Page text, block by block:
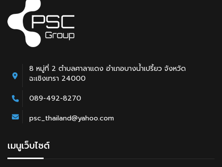
8 หมู่ที่ 2 ตำบลศาลาแดง อำเภอบางน้ำเปรี้ยว จังหวัด
ฉะเชิงเทรา 24000
089-492-8270
psc_thailand@yahoo.com
เมนูเว็บไซต์